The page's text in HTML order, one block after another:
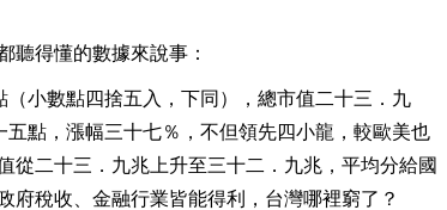
聽得懂的數據來說事：
小數點四捨五入，下同），總市值二十三．九
點，漲幅三十七％，不但領先四小龍，較歐美也
從二十三．九兆上升至三十二．九兆，平均分給國
府稅收、金融行業皆能得利，台灣哪裡窮了？